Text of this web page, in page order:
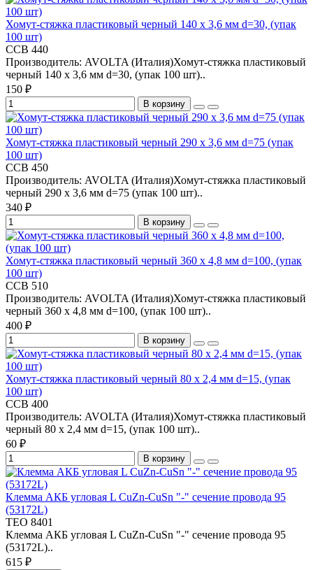
Хомут-стяжка пластиковый черный 140 х 3,6 мм d=30, (упак
100 шт)
CCB 440
Производитель: AVOLTA (Италия)Хомут-стяжка пластиковый
черный 140 х 3,6 мм d=30, (упак 100 шт)..
150 ₽
В корзину
Хомут-стяжка пластиковый черный 290 х 3,6 мм d=75 (упак
100 шт)
CCB 450
Производитель: AVOLTA (Италия)Хомут-стяжка пластиковый
черный 290 х 3,6 мм d=75 (упак 100 шт)..
340 ₽
В корзину
Хомут-стяжка пластиковый черный 360 х 4,8 мм d=100, (упак
100 шт)
CCB 510
Производитель: AVOLTA (Италия)Хомут-стяжка пластиковый
черный 360 х 4,8 мм d=100, (упак 100 шт)..
400 ₽
В корзину
Хомут-стяжка пластиковый черный 80 х 2,4 мм d=15, (упак
100 шт)
CCB 400
Производитель: AVOLTA (Италия)Хомут-стяжка пластиковый
черный 80 х 2,4 мм d=15, (упак 100 шт)..
60 ₽
В корзину
Клемма АКБ угловая L CuZn-CuSn "-" сечение провода 95
(53172L)
TEO 8401
Клемма АКБ угловая L CuZn-CuSn "-" сечение провода 95
(53172L)..
615 ₽